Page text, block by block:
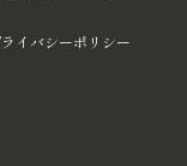
ライバシーポリシー